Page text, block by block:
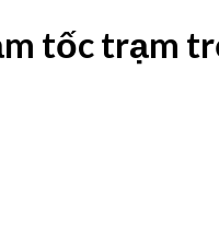
tốc trạm